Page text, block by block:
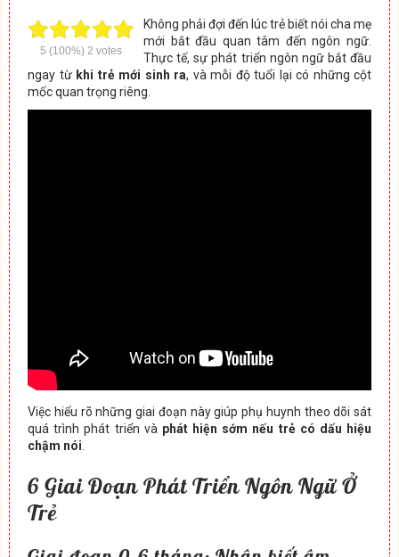
5 (100%) 2 votes
Không phải đợi đến lúc trẻ biết nói cha mẹ
mới bắt đầu quan tâm đến ngôn ngữ.
Thực tế, sự phát triển ngôn ngữ bắt đầu
ngay từ khi trẻ mới sinh ra, và mỗi độ tuổi lại có những cột
mốc quan trọng riêng.
Việc hiểu rõ những giai đoạn này giúp phụ huynh theo dõi sát
quá trình phát triển và phát hiện sớm nếu trẻ có dấu hiệu
chậm nói
6 Giai Đoạn Phát Triển Ngôn Ngữ Ở
Trẻ